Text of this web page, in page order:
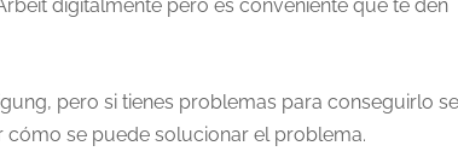
digitalmente pero es conveniente que te den
pero si tienes problemas para conseguirlo
se puede solucionar el problema.